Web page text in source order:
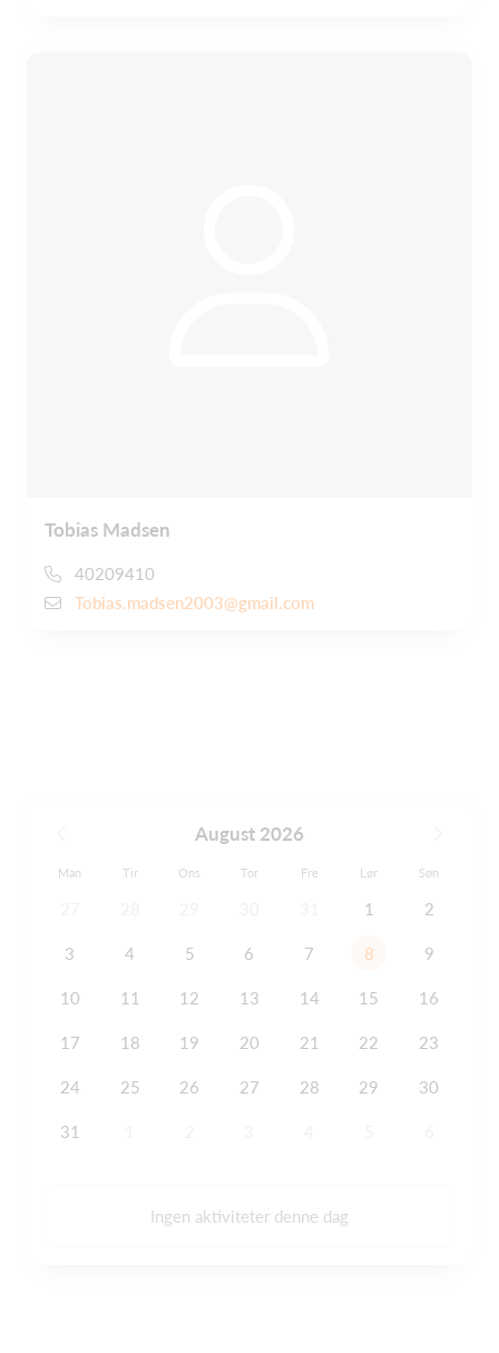
Tobias Madsen
40209410
Tobias.madsen2003@gmail.com
August 2026
Man Tir Ons Tor Fre Lør Søn
1 2
3 4 5 6 7 8 9
10 11 12 13 14 15 16
17 18 19 20 21 22 23
24 25 26 27 28 29 30
31
Ingen aktiviteter denne dag